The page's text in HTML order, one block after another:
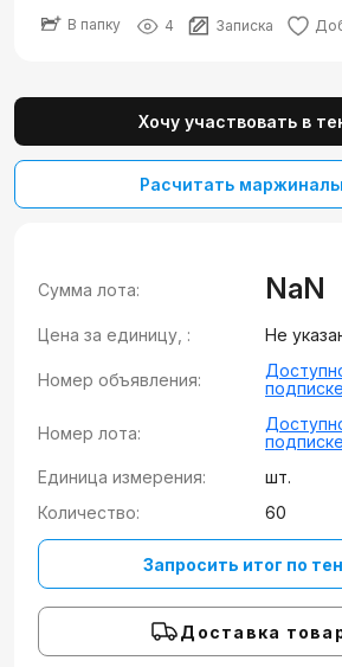
В папку 4 Записка
Хочу участвовать в
Расчитать
Сумма лота: NaN
Цена за единицу, : Не
Номер объявления:
подписке
Номер лота:
подписке
Единица измерения:
шт.
Количество:
60
Запросить итог по
Доставка